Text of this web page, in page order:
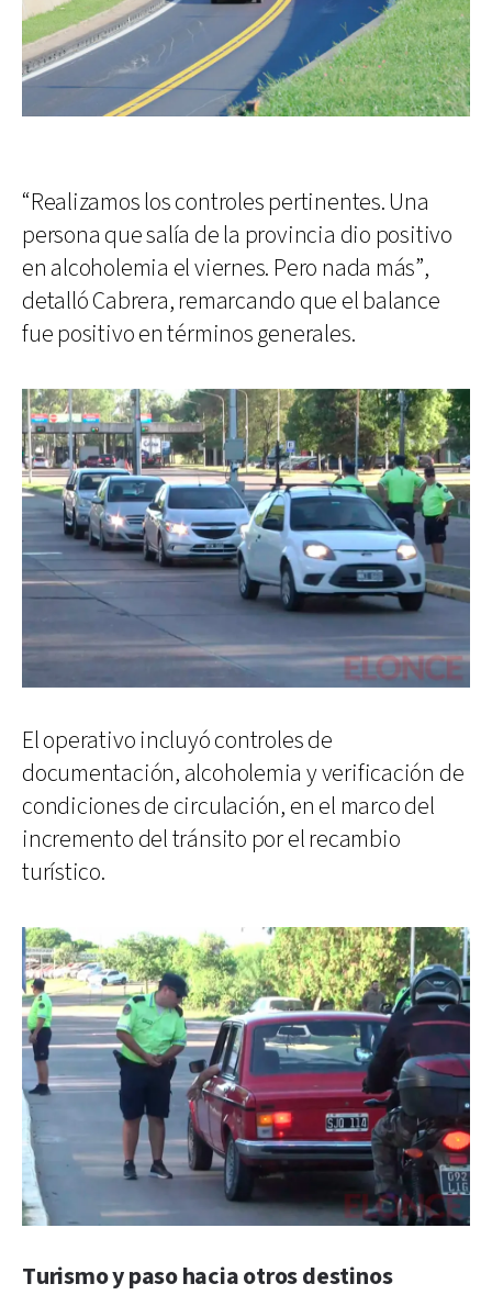
“Realizamos los controles pertinentes. Una
persona que salía de la provincia dio positivo
en alcoholemia el viernes. Pero nada más”,
detalló Cabrera, remarcando que el balance
fue positivo en términos generales.
El operativo incluyó controles de
documentación, alcoholemia y verificación de
condiciones de circulación, en el marco del
incremento del tránsito por el recambio
turístico.
Turismo y paso hacia otros destinos